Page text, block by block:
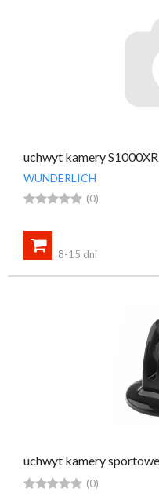
uchwyt kamery S1000XR
WUNDERLICH
 (0)

8-15 dni
uchwyt kamery
 (0)